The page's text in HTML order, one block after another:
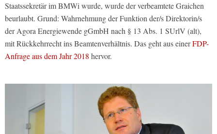
Staatssekretär im BMWi wurde, wurde der verbeamtete Graichen
beurlaubt. Grund: Wahrnehmung der Funktion der/s Direktorin/s
der Agora Energiewende gGmbH nach § 13 Abs. 1 SUrlV (alt),
mit Rückkehrrecht ins Beamtenverhältnis. Das geht aus einerFDP-
Anfrage aus dem Jahr 2018 hervor.